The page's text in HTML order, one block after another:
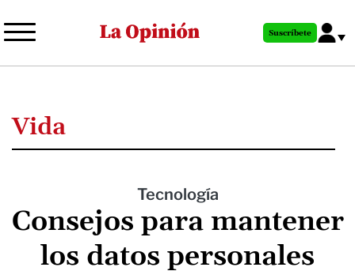
al
principal
Suscríbete
Vida
Tecnología
Consejos para mantener
los datos personales